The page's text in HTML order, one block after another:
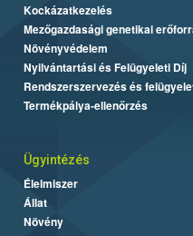
Kockázatkezelés
Mezőgazdasági genetikai
Növényvédelem
Nyilvántartási és Felügyeleti Díj
Rendszerszervezés és
Termékpálya-ellenőrzés
Ügyintézés
Élelmiszer
Állat
Növény